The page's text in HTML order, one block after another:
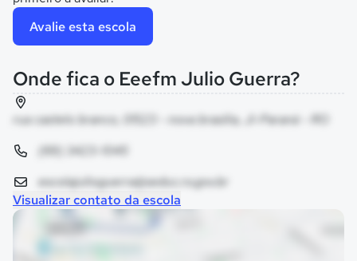
Avalie esta escola
Onde fica o Eeefm Julio Guerra?
rua castelo branco, 01523 - nova brasilia, Ji-Paraná - RO
(69) 3423-1045
escolajulioguerra@seduc.ro.gov.br
Visualizar contato da escola